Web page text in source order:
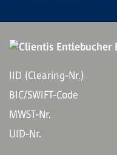
IID (Clearing-Nr.)
BIC/SWIFT-Code
MWST-Nr.
UID-Nr.